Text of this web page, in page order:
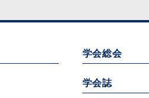
学会総会
学会誌